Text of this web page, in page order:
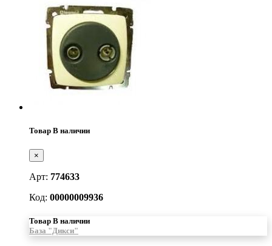
Товар В наличии
×
Арт: 774633
Код: 00000009936
Товар В наличии
База "Дикси"